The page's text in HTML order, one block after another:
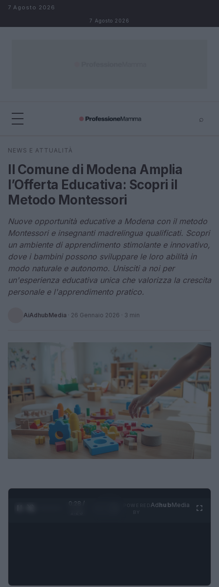
Salta al contenuto
7 Agosto 2026
7 Agosto 2026
⌕
Cerca
NEWS E ATTUALITÀ
Il Comune di Modena Amplia
l’Offerta Educativa: Scopri il
Metodo Montessori
Nuove opportunità educative a Modena con il metodo
Montessori e insegnanti madrelingua qualificati. Scopri
un ambiente di apprendimento stimolante e innovativo,
dove i bambini possono sviluppare le loro abilità in
modo naturale e autonomo. Unisciti a noi per
un'esperienza educativa unica che valorizza la crescita
personale e l'apprendimento pratico.
AiAdhubMedia · 26 Gennaio 2026 · 3 min
0:29 /
AdhubMedia